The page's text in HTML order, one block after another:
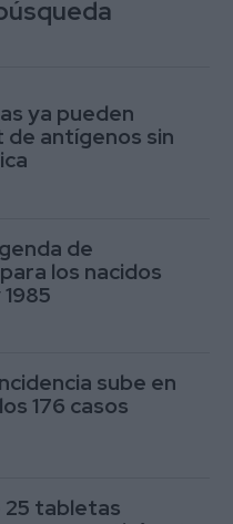
ya pueden
antígenos sin
de
los nacidos
sube en
176 casos
25 tabletas